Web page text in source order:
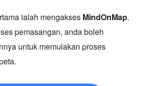
ialah mengakses MindOnMap.
pemasangan, anda boleh
untuk memulakan proses